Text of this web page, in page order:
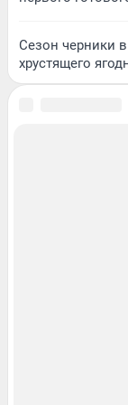
Сезон черники
хрустящего